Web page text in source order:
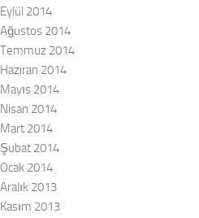
Eylül 2014
Ağustos 2014
Temmuz 2014
Haziran 2014
Mayıs 2014
Nisan 2014
Mart 2014
Şubat 2014
Ocak 2014
Aralık 2013
Kasım 2013